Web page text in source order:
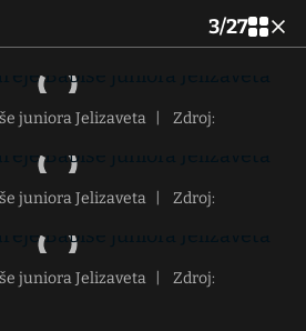
3/27
juniora Jelizaveta
Zdroj:
juniora Jelizaveta
Zdroj:
juniora Jelizaveta
Zdroj: